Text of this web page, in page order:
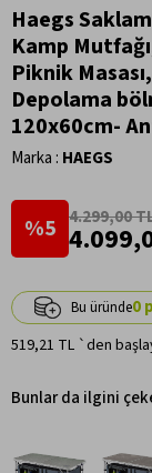
Haegs
Kamp
Piknik
Depolama
120x60cm-
Marka : HAEGS
5 4.299,00
0
519,21 TL `den
Bunlar da ilgini